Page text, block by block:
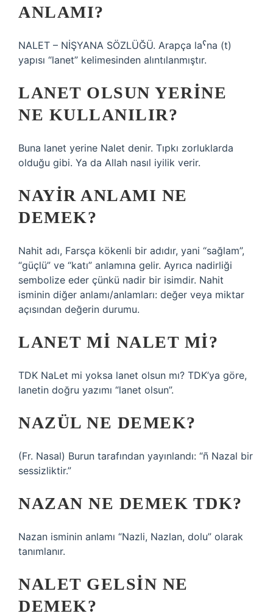
ANLAMI?
NALET – NİŞYANA SÖZLÜĞÜ. Arapça laˁna (t)
yapısı “lanet” kelimesinden alıntılanmıştır.
LANET OLSUN YERINE
NE KULLANILIR?
Buna lanet yerine Nalet denir. Tıpkı zorluklarda
olduğu gibi. Ya da Allah nasıl iyilik verir.
NAYIR ANLAMI NE
DEMEK?
Nahit adı, Farsça kökenli bir adıdır, yani “sağlam”,
“güçlü” ve “katı” anlamına gelir. Ayrıca nadirliği
sembolize eder çünkü nadir bir isimdir. Nahit
isminin diğer anlamı/anlamları: değer veya miktar
açısından değerin durumu.
LANET MI NALET MI?
TDK NaLet mi yoksa lanet olsun mı? TDK’ya göre,
lanetin doğru yazımı “lanet olsun”.
NAZÜL NE DEMEK?
(Fr. Nasal) Burun tarafından yayınlandı: “ñ Nazal bir
sessizliktir.”
NAZAN NE DEMEK TDK?
Nazan isminin anlamı “Nazli, Nazlan, dolu” olarak
tanımlanır.
NALET GELSIN NE
DEMEK?